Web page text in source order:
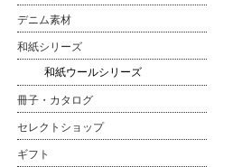
デニム素材
和紙シリーズ
和紙ウールシリーズ
冊子・カタログ
セレクトショップ
ギフト